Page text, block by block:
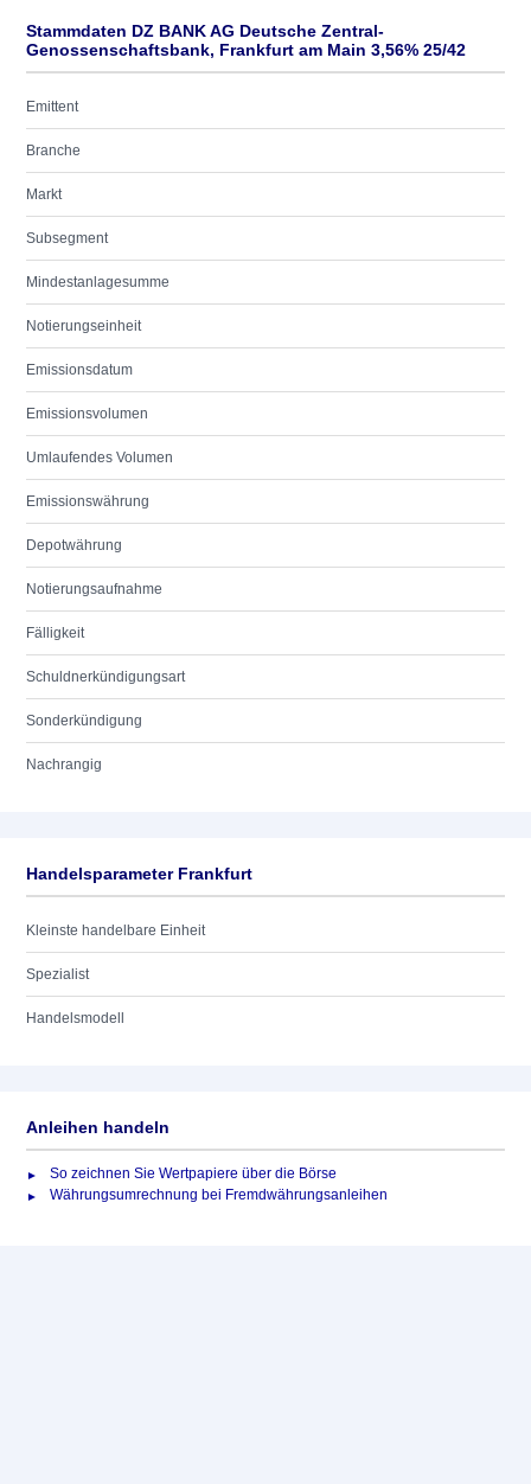
Stammdaten DZ BANK AG Deutsche Zentral-
Genossenschaftsbank, Frankfurt am Main 3,56% 25/42
Emittent
Branche
Markt
Subsegment
Mindestanlagesumme
Notierungseinheit
Emissionsdatum
Emissionsvolumen
Umlaufendes Volumen
Emissionswährung
Depotwährung
Notierungsaufnahme
Fälligkeit
Schuldnerkündigungsart
Sonderkündigung
Nachrangig
Handelsparameter Frankfurt
Kleinste handelbare Einheit
Spezialist
Handelsmodell
Anleihen handeln
So zeichnen Sie Wertpapiere über die Börse
Währungsumrechnung bei Fremdwährungsanleihen